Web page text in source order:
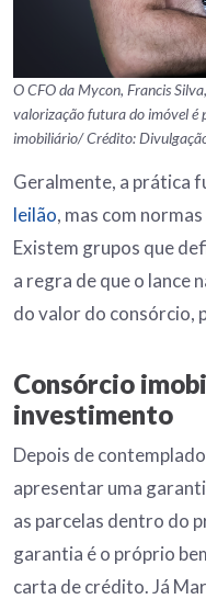
O CFO da Mycon, Francis
valorização futura do imóvel é
imobiliário/ Crédito:
Geralmente, a prática
leilão, mas com
Existem grupos que
a regra de que o lance
do valor do consórcio,
Consórcio
investimento
Depois de
apresentar uma
as parcelas dentro do
garantia é o próprio
carta de crédito. Já